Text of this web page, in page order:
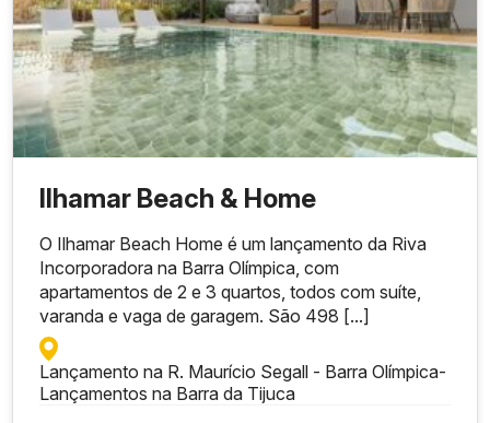
Ilhamar Beach & Home
O Ilhamar Beach Home é um lançamento da Riva
Incorporadora na Barra Olímpica, com
apartamentos de 2 e 3 quartos, todos com suíte,
varanda e vaga de garagem. São 498 [...]
Lançamento na R. Maurício Segall - Barra Olímpica-
Lançamentos na Barra da Tijuca